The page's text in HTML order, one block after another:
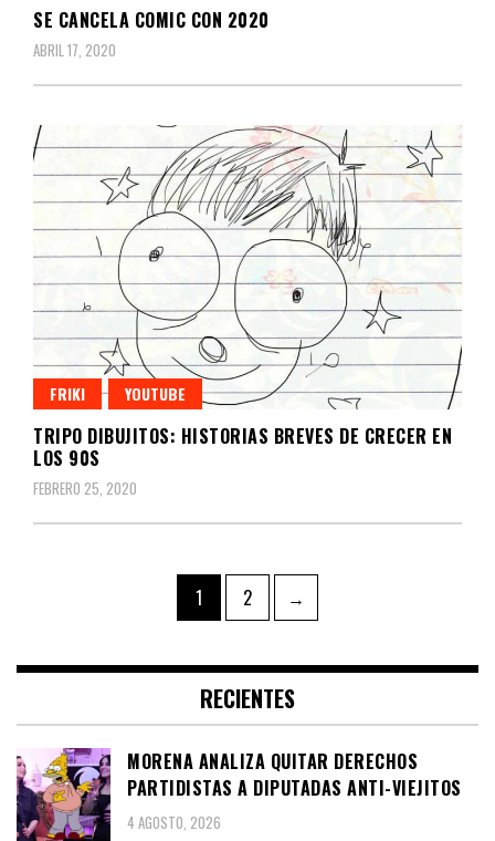
SE CANCELA COMIC CON 2020
ABRIL 17, 2020
FRIKI YOUTUBE
TRIPO DIBUJITOS: HISTORIAS BREVES DE CRECER EN
LOS 90S
FEBRERO 25, 2020
entradas
Page
1 Page
2 →
RECIENTES
MORENA ANALIZA QUITAR DERECHOS
PARTIDISTAS A DIPUTADAS ANTI-VIEJITOS
4 AGOSTO, 2026